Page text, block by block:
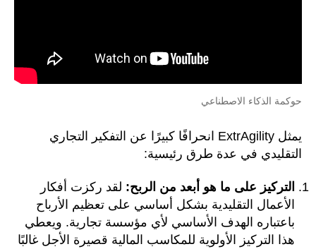
حوكمة الذكاء الاصطناعي
يمثل ExtrAgility انحرافًا كبيرًا عن التفكير التجاري
التقليدي في عدة طرق رئيسية:
التركيز على ما هو أبعد من الربح: لقد ركزت أفكار
الأعمال التقليدية بشكل أساسي على تعظيم الأرباح
باعتباره الهدف الأساسي لأي مؤسسة تجارية. ويعطي
هذا التركيز الأولوية للمكاسب المالية قصيرة الأجل غالبًا